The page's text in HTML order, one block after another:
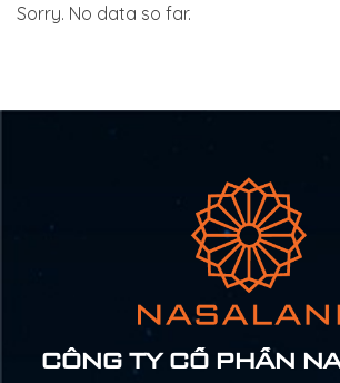
Sorry. No data so far.
CÔNG TY CỔ PHẦN